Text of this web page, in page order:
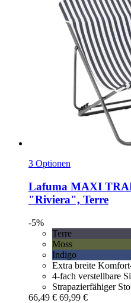
3 Optionen
Lafuma MAXI
"Riviera", Terre
-5%
Terre
Moss
Indigo
Extra breite
4-fach verstellbare
Strapazierfähiger
66,49 € 69,99 €